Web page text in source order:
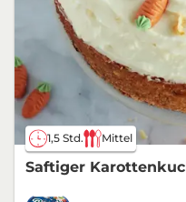
1,5 Std. Mittel
Saftiger